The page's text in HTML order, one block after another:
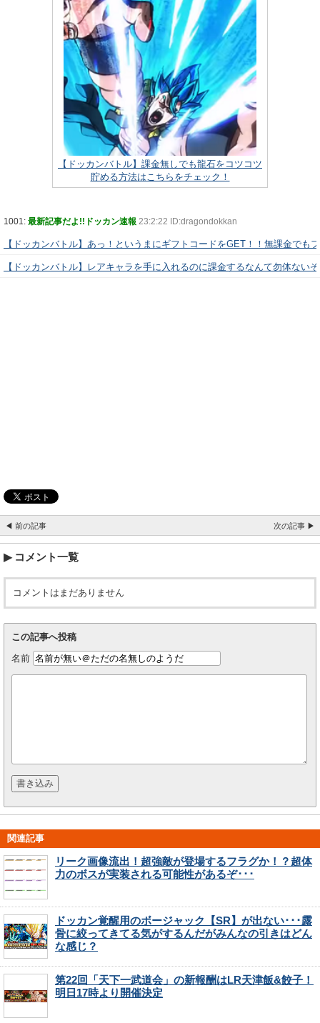
【ドッカンバトル】課金無しでも龍石をコツコツ
貯める方法はこちらをチェック！
1001: 最新記事だよ!!ドッカン速報 23:2:22 ID:dragondokkan
【ドッカンバトル】あっ！というまにギフトコードをGET！！無課金でも
【ドッカンバトル】レアキャラを手に入れるのに課金するなんて勿体ない
◀ 前の記事 次の記事 ▶
コメント一覧
コメントはまだありません
この記事へ投稿
名前
関連記事
リーク画像流出！超強敵が登場するフラグか！？超体
力のボスが実装される可能性があるぞ･･･
ドッカン覚醒用のボージャック【SR】が出ない･･･露
骨に絞ってきてる気がするんだがみんなの引きはどん
な感じ？
第22回「天下一武道会」の新報酬はLR天津飯&餃子！
明日17時より開催決定